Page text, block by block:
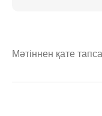
Мәтіннен қате